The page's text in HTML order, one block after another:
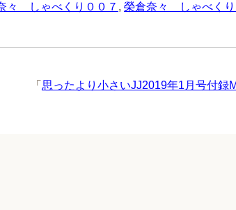
々 しゃべくり００７ , 榮倉奈々 しゃべく
「 思ったより小さいJJ2019年1月号付録